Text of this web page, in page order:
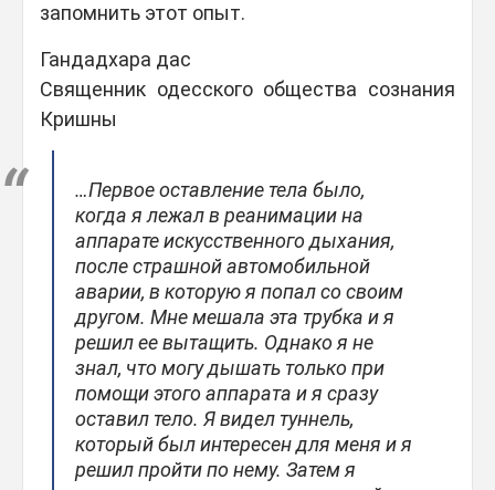
запомнить этот опыт.
Гандадхара дас
Священник одесского общества сознания
Кришны
…Первое оставление тела было,
когда я лежал в реанимации на
аппарате искусственного дыхания,
после страшной автомобильной
аварии, в которую я попал со своим
другом. Мне мешала эта трубка и я
решил ее вытащить. Однако я не
знал, что могу дышать только при
помощи этого аппарата и я сразу
оставил тело. Я видел туннель,
который был интересен для меня и я
решил пройти по нему. Затем я